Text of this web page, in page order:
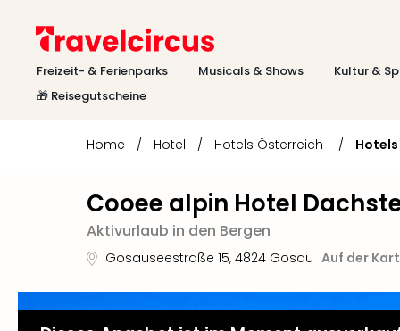
Freizeit- & Ferienparks Musicals & Shows
Kultur &
🎁 Reisegutscheine
Home / Hotel / Hotels Österreich /
Cooee alpin Hotel
Aktivurlaub in den Bergen
Gosauseestraße 15, 4824 Gosau Auf der